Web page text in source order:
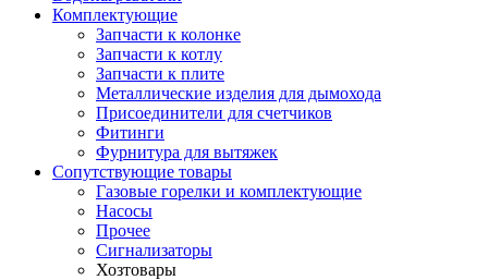
Комплектующие
Запчасти к колонке
Запчасти к котлу
Запчасти к плите
Металлические изделия для дымохода
Присоединители для счетчиков
Фитинги
Фурнитура для вытяжек
Сопутствующие товары
Газовые горелки и комплектующие
Насосы
Прочее
Сигнализаторы
Хозтовары